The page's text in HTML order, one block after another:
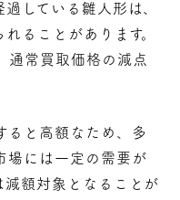
している雛人形は、
ることがあります。
通常買取価格の減点
ると高額なため、多
場には一定の需要が
減額対象となることが